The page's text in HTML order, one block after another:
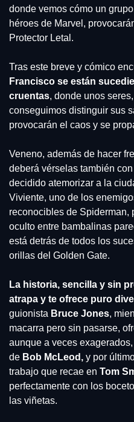
donde vemos cómo un
héroes de Marvel,
Protector Letal.
Tras este breve y cómico
Francisco se están
cruentas, donde unos
conseguimos distinguir sus
provocarán el caos y se
Veneno, además de hacer
deberá vérselas también con
decidido atemorizar a la
Viviente, uno de los
reconocibles de Spiderman,
oculto entre bambalinas
está detrás de todos los
orillas del Golden Gate.
La historia, sencilla y sin
atrapa y te ofrece puro
guionista Bruce Jones,
macarra pero sin pasarse,
aunque a veces
de Bob McLeod, y por
trabajo que recae en Tom
perfectamente con los
las viñetas.